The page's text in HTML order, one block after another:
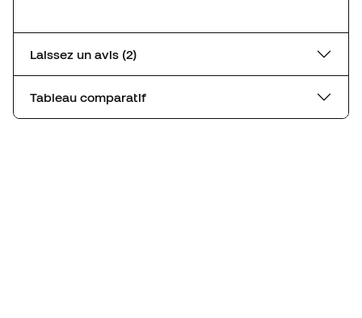
Laissez un avis (2)
Tableau comparatif